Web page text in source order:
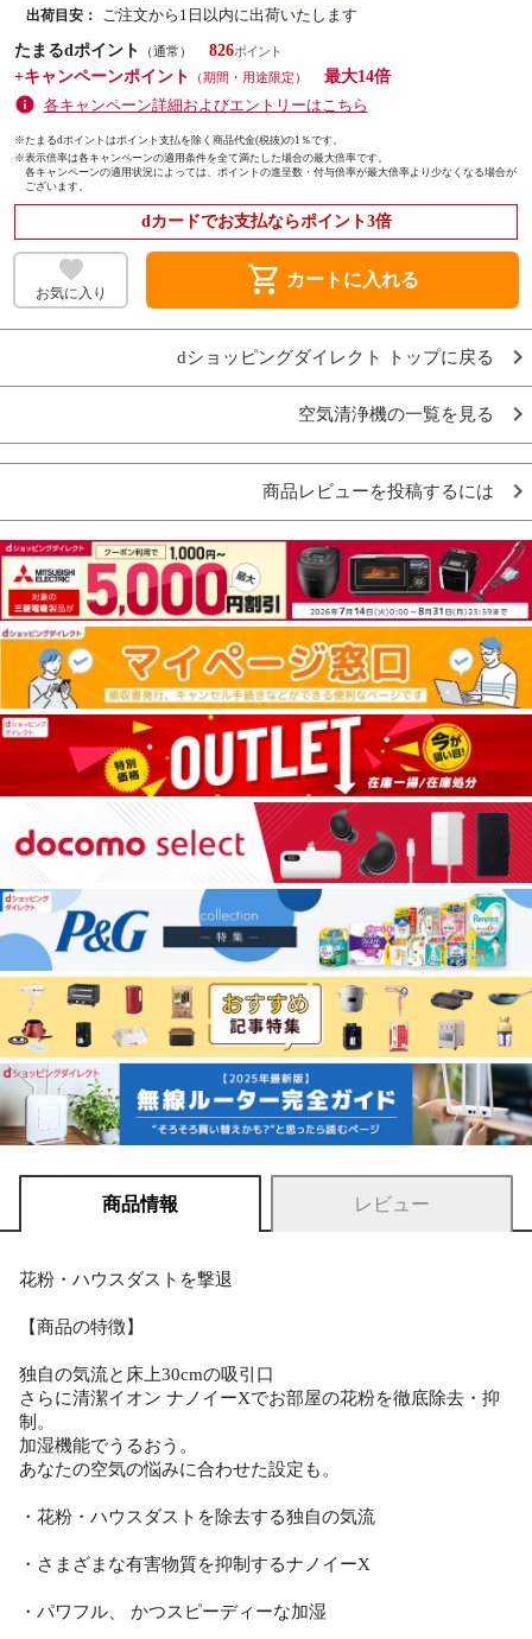
出荷目安：
ご注文から1日以内に出荷いたします
たまるdポイント
（通常）
826
+キャンペーンポイント
（期間・用途限定）
最大14倍
各キャンペーン詳細およびエントリーはこちら
※たまるdポイントはポイント支払を除く商品代金(税抜)の1％です。
※表示倍率は各キャンペーンの適用条件を全て満たした場合の最大倍率です。
各キャンペーンの適用状況によっては、ポイントの進呈数・付与倍率が最大倍率より少なくなる場合が
ございます。
dカードでお支払ならポイント3倍
お気に入り shopping_cart カートに入れる
dショッピングダイレクト トップに戻る
空気清浄機の一覧を見る
商品レビューを投稿するには
商品情報 レビュー
花粉・ハウスダストを撃退
【商品の特徴】
独自の気流と床上30cmの吸引口
さらに清潔イオン ナノイーXでお部屋の花粉を徹底除去・抑
制。
加湿機能でうるおう。
あなたの空気の悩みに合わせた設定も。
・花粉・ハウスダストを除去する独自の気流
・さまざまな有害物質を抑制するナノイーX
・パワフル、 かつスピーディーな加湿